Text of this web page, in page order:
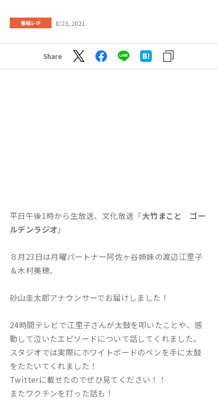
番組レポ 8/23, 2021
Share
平日午後1時から生放送、文化放送「大竹まこと ゴー
ルデンラジオ 」
８月23日は月曜パートナー阿佐ヶ谷姉妹の渡辺江里子
＆木村美穂、
砂山圭太郎アナウンサーでお届けしました！
24時間テレビで江里子さんが太鼓を叩いたことや、感
動して泣いたエピソードについて話してくれました。
スタジオでは実際にホワイトボードのペンを手に太鼓
をたたいてくれました！
Twitterに載せたのでぜひ見てください！！
またワクチンを打った話も！